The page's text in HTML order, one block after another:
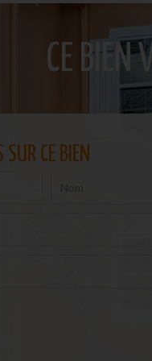
CE BIEN
SUR CE BIEN